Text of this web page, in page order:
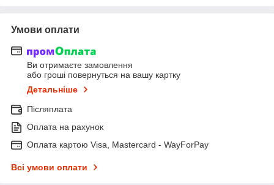
Умови оплати
Ви отримаєте замовлення
або гроші повернуться на вашу картку
Детальніше
Післяплата
Оплата на рахунок
Оплата картою Visa, Mastercard - WayForPay
Всі умови оплати